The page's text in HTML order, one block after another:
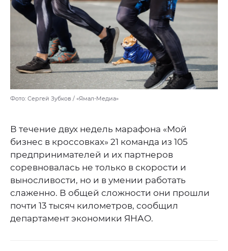
Фото: Сергей Зубков / «Ямал-Медиа»
В течение двух недель марафона «Мой
бизнес в кроссовках» 21 команда из 105
предпринимателей и их партнеров
соревновалась не только в скорости и
выносливости, но и в умении работать
слаженно. В общей сложности они прошли
почти 13 тысяч километров, сообщил
департамент экономики ЯНАО.